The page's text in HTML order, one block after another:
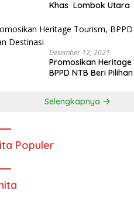
Khas Lombok Utara
Desember 12, 2021
Promosikan Heritage
BPPD NTB Beri
Selengkapnya
Populer